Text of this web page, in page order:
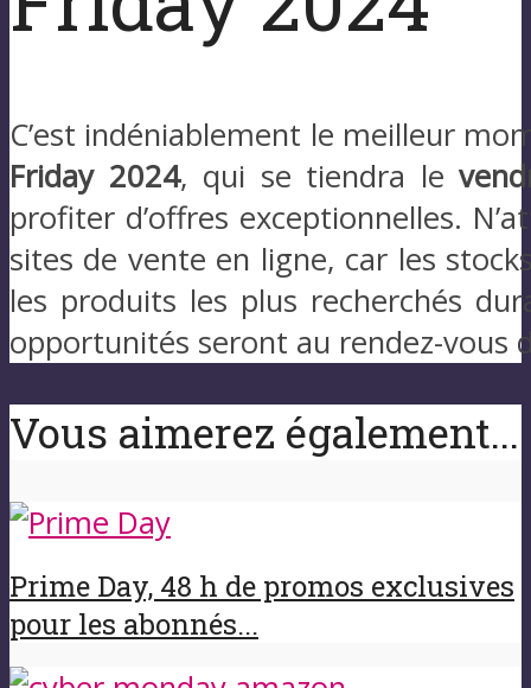
C’est indéniablement le meilleur
Friday 2024, qui se tiendra le
profiter d’offres exceptionnelles.
sites de vente en ligne, car les
les produits les plus recherchés
opportunités seront au rendez-vous
Vous aimerez également...
Prime Day, 48 h de promos exclusives
pour les abonnés...